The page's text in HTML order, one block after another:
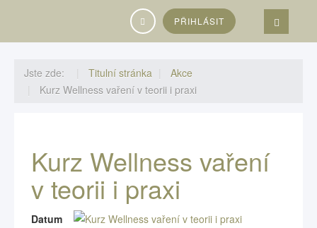
PŘIHLÁSIT
Jste zde: Titulní stránka
Akce
Kurz Wellness vaření v teorii i praxi
Kurz Wellness vaření
v teorii i praxi
Datum